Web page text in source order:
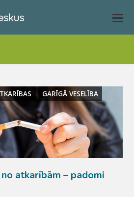
GARĪGĀ VESELĪBA
atkarībām – padomi